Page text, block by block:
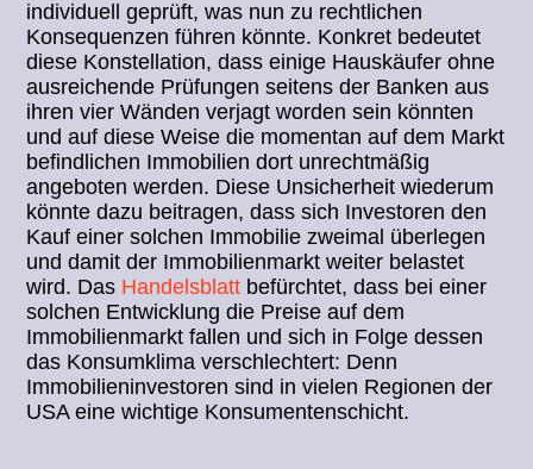
individuell geprüft, was nun zu rechtlichen
Konsequenzen führen könnte. Konkret bedeutet
diese Konstellation, dass einige Hauskäufer ohne
ausreichende Prüfungen seitens der Banken aus
ihren vier Wänden verjagt worden sein könnten
und auf diese Weise die momentan auf dem Markt
befindlichen Immobilien dort unrechtmäßig
angeboten werden. Diese Unsicherheit wiederum
könnte dazu beitragen, dass sich Investoren den
Kauf einer solchen Immobilie zweimal überlegen
und damit der Immobilienmarkt weiter belastet
wird. Das Handelsblatt befürchtet, dass bei einer
solchen Entwicklung die Preise auf dem
Immobilienmarkt fallen und sich in Folge dessen
das Konsumklima verschlechtert: Denn
Immobilieninvestoren sind in vielen Regionen der
USA eine wichtige Konsumentenschicht.